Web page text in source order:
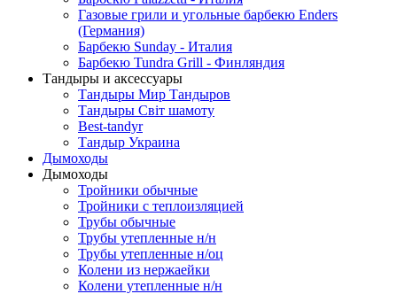
Газовые грили и угольные барбекю Enders
(Германия)
Барбекю Sunday - Италия
Барбекю Tundra Grill - Финляндия
Тандыры и аксессуары
Тандыры Мир Тандыров
Тандыры Світ шамоту
Best-tandyr
Тандыр Украина
Дымоходы
Дымоходы
Тройники обычные
Тройники с теплоизляцией
Трубы обычные
Трубы утепленные н/н
Трубы утепленные н/оц
Колени из нержаейки
Колени утепленные н/н